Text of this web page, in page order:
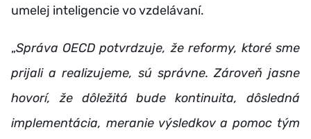
umelej inteligencie vo vzdelávaní.
„Správa OECD potvrdzuje, že reformy, ktoré sme
prijali a realizujeme, sú správne. Zároveň jasne
hovorí, že dôležitá bude kontinuita, dôsledná
implementácia, meranie výsledkov a pomoc tým